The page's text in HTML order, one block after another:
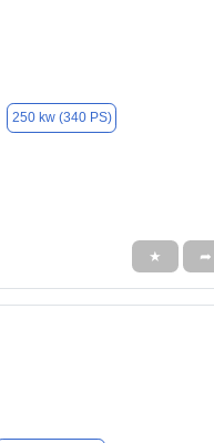
250 kw (340 PS)
★ ➦